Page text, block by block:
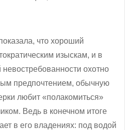
что хороший
изыскам, и в
охотно
предпочтением, обычную
любит «полакомиться»
Ведь в конечном итоге
в его владениях: под водой